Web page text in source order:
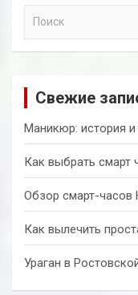
Свежие
Маникюр: история
Как выбрать смарт
Обзор смарт-часов
Как вылечить
Ураган в